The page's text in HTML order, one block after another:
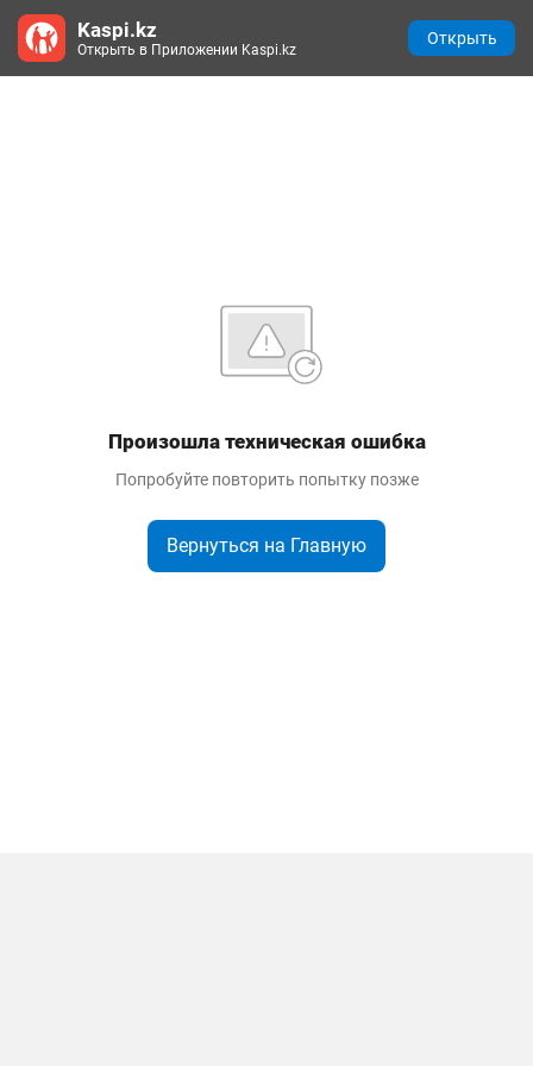
Произошла техническая ошибка
Попробуйте повторить попытку позже
Вернуться на Главную
Kaspi.kz
Открыть в Приложении Kaspi.kz
Открыть